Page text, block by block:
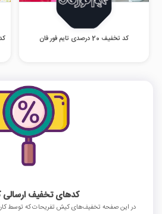
کد تخفیف 20 درصدی تایم فور فان کد
کدهای تخفیف ارسالی
در این صفحه تخفیف‌های کیش تفریحات که توسط